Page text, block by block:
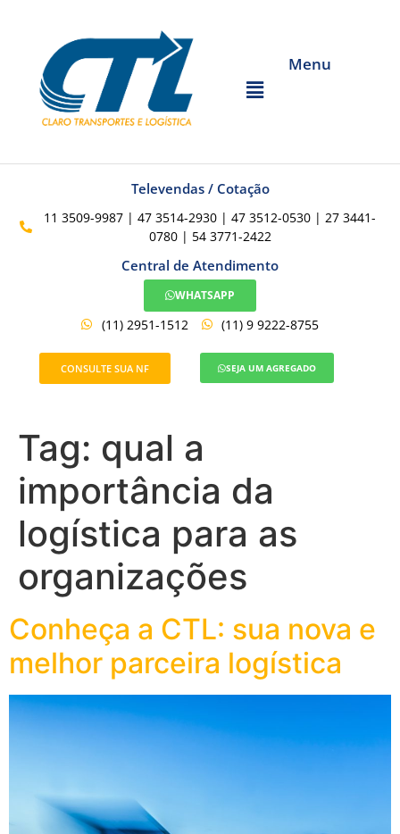
Menu
Televendas / Cotação
11 3509-9987 | 47 3514-2930 | 47 3512-0530 | 27 3441-
0780 | 54 3771-2422
Central de Atendimento
WHATSAPP
(11) 2951-1512 (11) 9 9222-8755
CONSULTE SUA NF SEJA UM AGREGADO
Tag: qual a
importância da
logística para as
organizações
Conheça a CTL: sua nova e
melhor parceira logística